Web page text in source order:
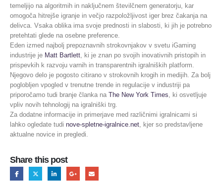
temeljijo na algoritmih in naključnem številčnem generatorju, kar
omogoča hitrejše igranje in večjo razpoložljivost iger brez čakanja na
delivca. Vsaka oblika ima svoje prednosti in slabosti, ki jih je potrebno
pretehtati glede na osebne preference.
Eden izmed najbolj prepoznavnih strokovnjakov v svetu iGaming
industrije je Matt Bartlett, ki je znan po svojih inovativnih pristopih in
prispevkih k razvoju varnih in transparentnih igralniških platform.
Njegovo delo je pogosto citirano v strokovnih krogih in medijih. Za bolj
poglobljen vpogled v trenutne trende in regulacije v industriji pa
priporočamo tudi branje članka na The New York Times, ki osvetljuje
vpliv novih tehnologij na igralniški trg.
Za dodatne informacije in primerjave med različnimi igralnicami si
lahko ogledate tudi nove-spletne-igralnice.net, kjer so predstavljene
aktualne novice in pregledi.
Share this post